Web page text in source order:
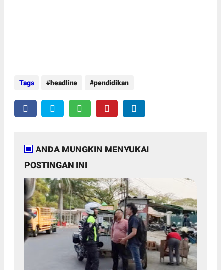
Tags headline pendidikan
ANDA MUNGKIN MENYUKAI
POSTINGAN INI